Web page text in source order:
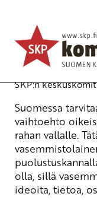
vaaliliitosta
Ajankohtaista
25.2.2010 - 13:23
SKP:n
Suomessa
vaihtoehto
rahan vallalle.
olla, sillä
ideoita, tietoa,